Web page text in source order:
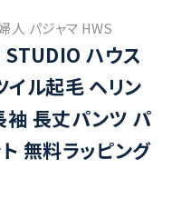
人 パジャマ HWS
STUDIO ハウス
ル起毛 ヘリン
袖 長丈パンツ パ
無料ラッピング